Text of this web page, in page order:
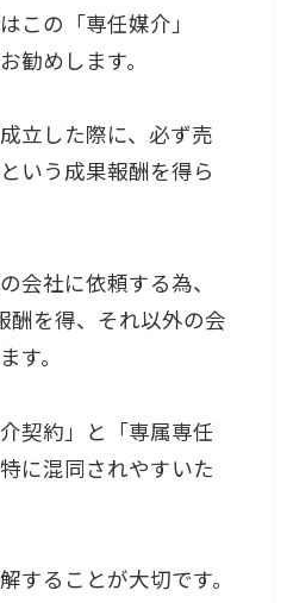
この「専任媒介」
勧めします。
立した際に、必ず売
いう成果報酬を得ら
会社に依頼する為、
酬を得、それ以外の会
す。
契約」と「専属専任
に混同されやすいた
することが大切です。